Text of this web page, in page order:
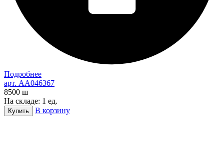
Подробнее
арт. AA046367
8500 ш
На складе: 1 ед.
Купить В корзину